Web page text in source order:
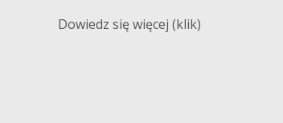
Dowiedz się więcej (klik)